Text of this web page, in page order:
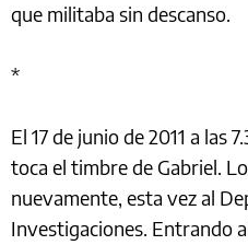
que militaba sin descanso.
*
El 17 de junio de 2011 a las
toca el timbre de Gabriel.
nuevamente, esta vez al
Investigaciones. Entrando